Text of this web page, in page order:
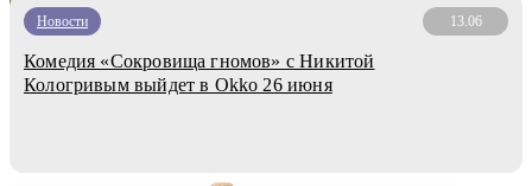
Новости 13.06
Комедия «Сокровища гномов» с Никитой
Кологривым выйдет в Okko 26 июня